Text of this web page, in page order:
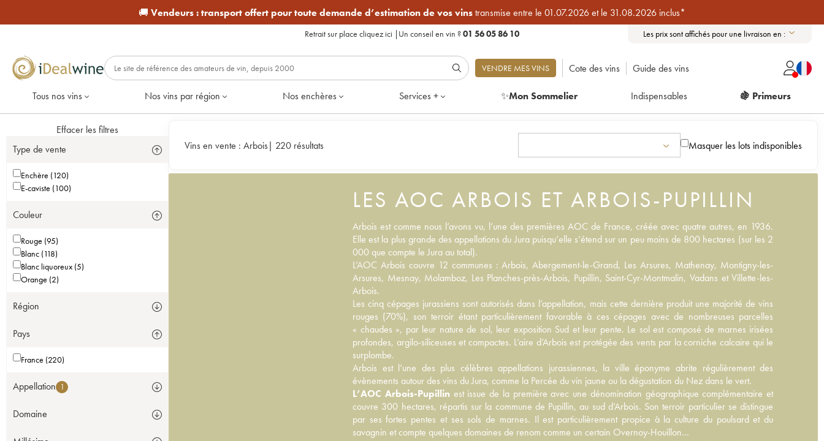
🚚 Vendeurs :transport offert pour toute demande d’estimation de vos vinstransmise entre le 01.07.2026 et le 31.08.2026 inclus*
Retrait sur place cliquez ici | Un conseil en vin ?01 56 05 86 10 Les prix sont affichés pour une livraison en :
VENDRE MES VINS Cote des vins Guide des vins
Tous nos vins Nos vins par région Nos enchères Services + ✨Mon Sommelier Indispensables 🍇 Primeurs
Effacer les filtres
Type de vente
Enchère (120)
E-caviste (100)
Couleur
Rouge (95)
Blanc (118)
Blanc liquoreux (5)
Orange (2)
Région
Pays
France (220)
Appellation 1
Domaine
Vins en vente : Arbois| 220 résultats Masquer les lots indisponibles
LES AOC ARBOIS ET ARBOIS-PUPILLIN
Arbois est comme nous l’avons vu, l’une des premières AOC de France, créée avec quatre autres, en 1936.
Elle est la plus grande des appellations duJurapuisqu’elle s’étend sur un peu moins de 800 hectares (sur les 2
000 que compte le Jura au total).
L’AOC Arbois couvre 12 communes : Arbois, Abergement-le-Grand, Les Arsures, Mathenay, Montigny-les-
Arsures, Mesnay, Molamboz, Les Planches-près-Arbois, Pupillin, Saint-Cyr-Montmalin, Vadans et Villette-les-
Arbois.
Les cinq cépages jurassiens sont autorisés dans l’appellation, mais cette dernière produit une majorité de vins
rouges (70%), son terroir étant particulièrement favorable à ces cépages avec de nombreuses parcelles
« chaudes », par leur nature de sol, leur exposition Sud et leur pente. Le sol est composé de marnes irisées
profondes, argilo-siliceuses et compactes. L’aire d’Arbois est protégée des vents par la corniche calcaire qui le
surplombe.
Arbois est l’une des plus célèbres appellations jurassiennes, la ville éponyme abrite régulièrement des
évènements autour des vins du Jura, comme la Percée du vin jaune ou la dégustation du Nez dans le vert.
L’AOC Arbois-Pupillin est issue de la première avec une dénomination géographique complémentaire et
couvre 300 hectares, répartis sur la commune de Pupillin, au sud d’Arbois. Son terroir particulier se distingue
par ses fortes pentes et ses sols de marnes. Il est particulièrement propice à la culture du poulsard et du
savagnin et compte quelques domaines de renom comme un certain Overnoy-Houillon…